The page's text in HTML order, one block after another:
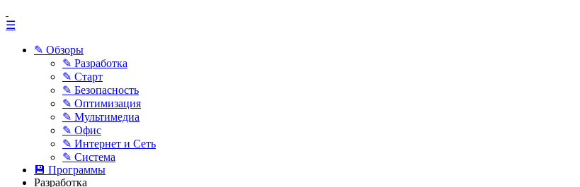
☰
✎ Обзоры
✎ Разработка
✎ Старт
✎ Безопасность
✎ Оптимизация
✎ Мультимедиа
✎ Офис
✎ Интернет и Сеть
✎ Система
💾 Программы
Разработка